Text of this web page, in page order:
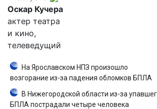
Оскар Кучера
актер театра
и кино,
телеведущий
На Ярославском НПЗ произошло
возгорание из-за падения обломков БПЛА
В Нижегородской области из-за
БПЛА пострадали четыре человека